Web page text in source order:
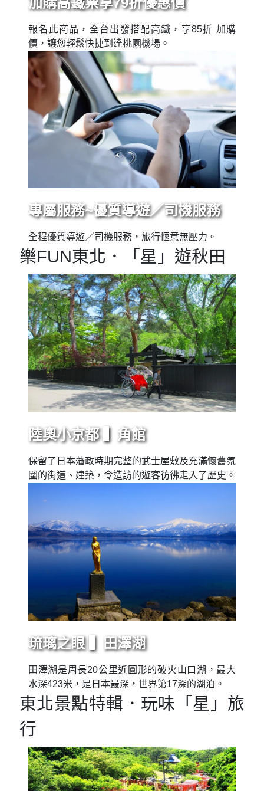
報名此商品，全台出發搭配高鐵，享85折 加購
價，讓您輕鬆快捷到達桃園機場。
專屬服務~優質導遊／司機服務
全程優質導遊／司機服務，旅行愜意無壓力。
樂FUN東北．「星」遊秋田
陸奧小京都 ▍角館
保留了日本藩政時期完整的武士屋敷及充滿懷舊氛
圍的街道、建築，令造訪的遊客彷彿走入了歷史。
琉璃之眼 ▍田澤湖
田澤湖是周長20公里近圓形的破火山口湖，最大
水深423米，是日本最深，世界第17深的湖泊。
東北景點特輯．玩味「星」旅
行